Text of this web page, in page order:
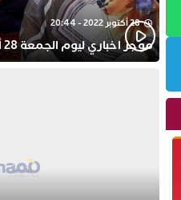
28 أكتوبر 2022 - 20:44
موجز اخباري ليوم الجمعة 28 أكتوبر 2022